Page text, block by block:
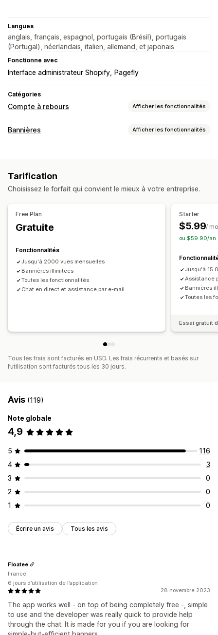
Langues
anglais, français, espagnol, portugais (Brésil), portugais
(Portugal), néerlandais, italien, allemand, et japonais
Fonctionne avec
Interface administrateur Shopify Pagefly
Catégories
Compte à rebours Afficher les fonctionnalités
Options d’affichage
Pages de destination
Récurrent
En fonction de l’événement
Réinitialisé à chaque visite
En fonction de la session
Type de chronomètre
Offres quotidiennes Ventes flash
Promotion à durée limitée Date d’expiration
Lancement de boutique
Bannières Afficher les fonctionnalités
Page de produit
Optimisation pour le format mobile
Analyses de données et génération de rapports
Segments clients
Tarification
Choisissez le forfait qui convient le mieux à votre entreprise.
Free Plan
Gratuite
Fonctionnalités
Jusqu'à 2000 vues mensuelles
Bannières illimitées
Toutes les fonctionnalités
Chat en direct et assistance par e-mail
Starter
$5.99/
ou $59.90/an
Jusqu'à 15
Assistance
Bannières
Toutes les
Essai gratuit
Tous les frais sont facturés en USD. Les frais récurrents et basés sur
l’utilisation sont facturés tous les 30 jours.
Avis (119)
Note globale
4,9
5
116
4
3
3
0
2
0
1
0
Écrire un avis Tous les avis
28 novembre 2023
The app works well - on top of being completely free -, simple
to use and the developer was really quick to provide help
through the chat. It is made for you if you are looking for
Floatee
France
6 jours d’utilisation de l’application